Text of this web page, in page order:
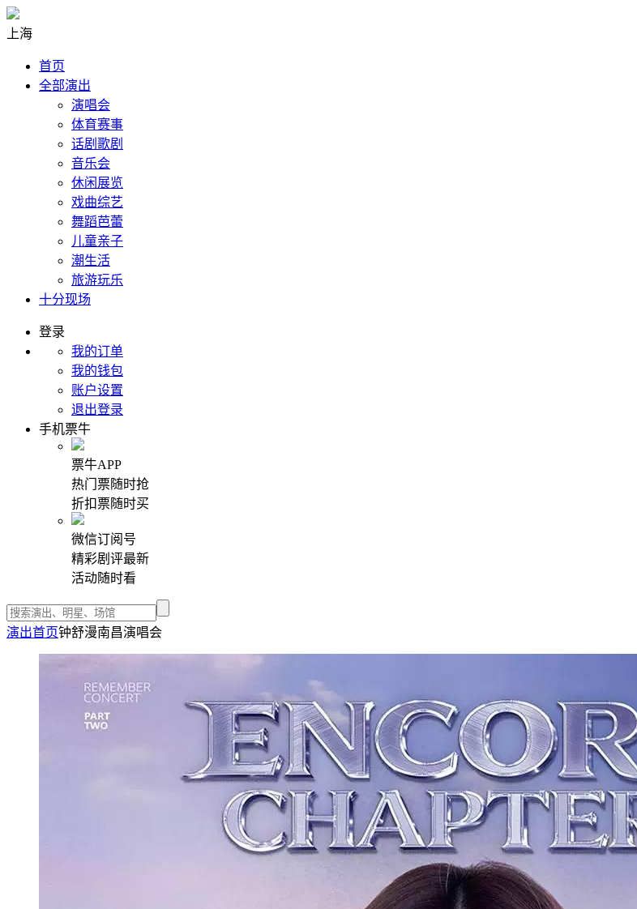
上海
首页
全部演出
演唱会
体育赛事
话剧歌剧
音乐会
休闲展览
戏曲综艺
舞蹈芭蕾
儿童亲子
潮生活
旅游玩乐
十分现场
登录
我的订单
我的钱包
账户设置
退出登录
手机票牛
票牛APP
热门票随时抢
折扣票随时买
微信订阅号
精彩剧评最新
活动随时看
演出首页钟舒漫南昌演唱会